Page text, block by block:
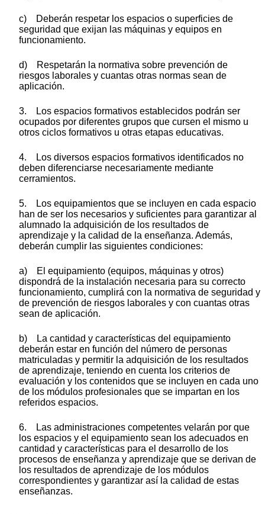
c) Deberán respetar los espacios o superficies de
seguridad que exijan las máquinas y equipos en
funcionamiento.
d) Respetarán la normativa sobre prevención de
riesgos laborales y cuantas otras normas sean de
aplicación.
3. Los espacios formativos establecidos podrán ser
ocupados por diferentes grupos que cursen el mismo u
otros ciclos formativos u otras etapas educativas.
4. Los diversos espacios formativos identificados no
deben diferenciarse necesariamente mediante
cerramientos.
5. Los equipamientos que se incluyen en cada espacio
han de ser los necesarios y suficientes para garantizar al
alumnado la adquisición de los resultados de
aprendizaje y la calidad de la enseñanza. Además,
deberán cumplir las siguientes condiciones:
a) El equipamiento (equipos, máquinas y otros)
dispondrá de la instalación necesaria para su correcto
funcionamiento, cumplirá con la normativa de seguridad y
de prevención de riesgos laborales y con cuantas otras
sean de aplicación.
b) La cantidad y características del equipamiento
deberán estar en función del número de personas
matriculadas y permitir la adquisición de los resultados
de aprendizaje, teniendo en cuenta los criterios de
evaluación y los contenidos que se incluyen en cada uno
de los módulos profesionales que se impartan en los
referidos espacios.
6. Las administraciones competentes velarán por que
los espacios y el equipamiento sean los adecuados en
cantidad y características para el desarrollo de los
procesos de enseñanza y aprendizaje que se derivan de
los resultados de aprendizaje de los módulos
correspondientes y garantizar así la calidad de estas
enseñanzas.